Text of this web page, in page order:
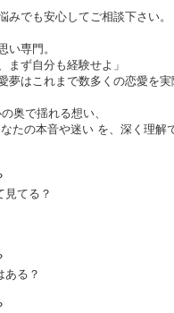
みでも安心してご相談下さい。
い専門。
まず自分も経験せよ」
夢はこれまで数多くの恋愛を実
奥で揺れる想い、
たの本音や迷い を、深く理解
見てる？
ある？